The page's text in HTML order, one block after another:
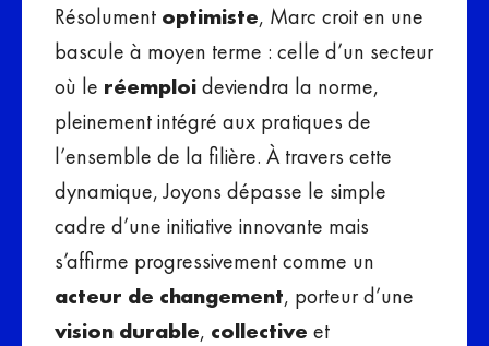
Résolument optimiste, Marc croit en une
bascule à moyen terme : celle d’un secteur
où le réemploideviendra la norme,
pleinement intégré aux pratiques de
l’ensemble de la filière. À travers cette
dynamique, Joyons dépasse le simple
cadre d’une initiative innovante mais
s’affirme progressivement comme un
acteur de changement, porteur d’une
vision durable, collective et